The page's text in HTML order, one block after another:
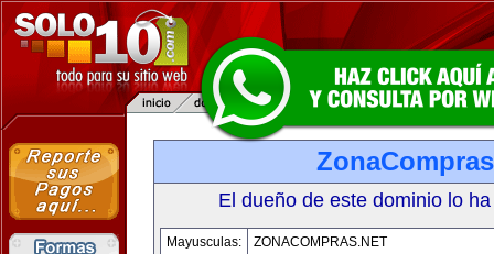
El dueño de este dominio lo
Mayusculas:
ZONACOMPRAS.NET